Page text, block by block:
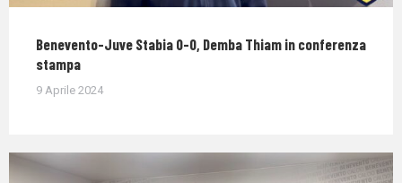
Benevento-Juve Stabia 0-0, Demba Thiam in conferenza
stampa
9 Aprile 2024